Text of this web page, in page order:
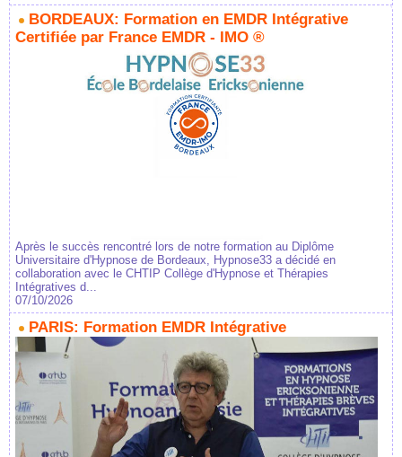
BORDEAUX: Formation en EMDR Intégrative
Certifiée par France EMDR - IMO ®
Après le succès rencontré lors de notre formation au Diplôme
Universitaire d'Hypnose de Bordeaux, Hypnose33 a décidé en
collaboration avec le CHTIP Collège d'Hypnose et Thérapies
Intégratives d...
07/10/2026
PARIS: Formation EMDR Intégrative